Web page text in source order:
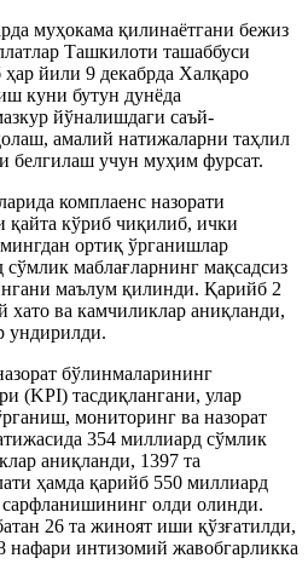
муҳокама қилинаётгани бежиз
Ташкилоти ташаббуси
йили 9 декабрда Халқаро
куни бутун дунёда
йўналишдаги саъй-
амалий натижаларни таҳлил
белгилаш учун муҳим фурсат.
комплаенс назорати
қайта кўриб чиқилиб, ички
ортиқ ўрганишлар
маблағларнинг мақсадсиз
маълум қилинди. Қарийб 2
ва камчиликлар аниқланди,
ундирилди.
бўлинмаларининг
(KPI) тасдиқлангани, улар
мониторинг ва назорат
354 миллиард сўмлик
аниқланди, 1397 та
ҳамда қарийб 550 миллиард
сарфланишининг олди олинди.
26 та жиноят иши қўзғатилди,
нафари интизомий жавобгарликка